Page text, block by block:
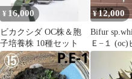
¥ 16,000
ビカクシダ OC株＆胞
子培養株 10種セット
¥12,000
Bifur
Ｅ−１
3